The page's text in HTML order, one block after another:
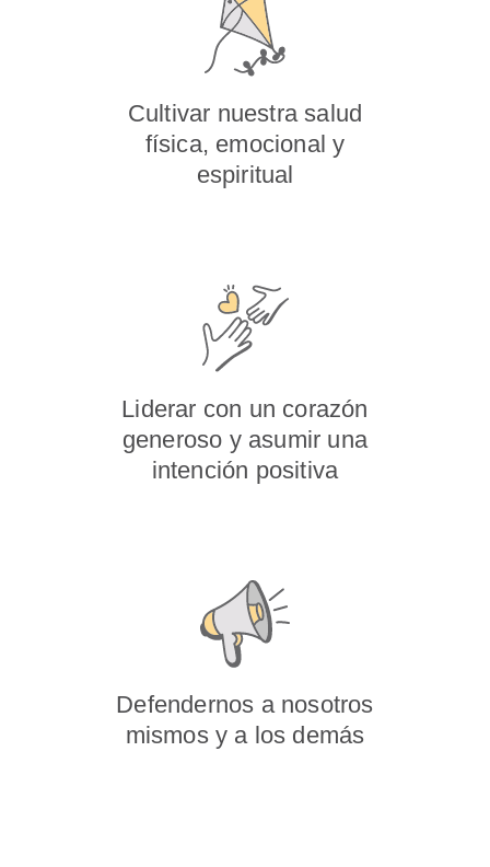
Cultivar nuestra salud
física, emocional y
espiritual
Liderar con un corazón
generoso y asumir una
intención positiva
Defendernos a nosotros
mismos y a los demás